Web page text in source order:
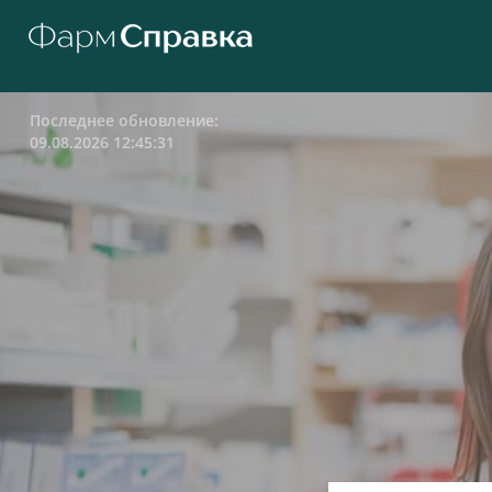
Последнее обновление:
09.08.2026 12:45:31